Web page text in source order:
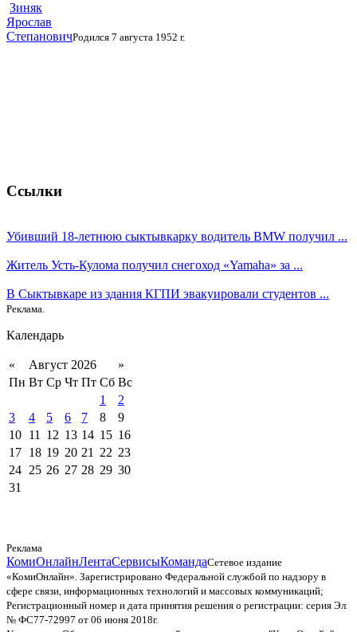
Зиняк
Ярослав
СтепановичРодился 7 августа 1952 г.
Ссылки
Убивший 18-летнюю сыктывкарку водитель BMW получил ...
Житель Усть-Кулома получил снегоход «Yamaha» за ...
В Сыктывкаре из здания КГПИ эвакуировали студентов ...
Реклама.
Календарь
« Август 2026
»
Пн Вт Ср Чт Пт Сб Вс
1
2
3
4 5 6 7 8
9
10 11 12 13 14 15 16
17 18 19 20 21 22 23
24 25 26 27 28 29 30
31
Реклама
КомиОнлайнЛентаСервисыКомандаСетевое издание
«КомиОнлайн». Зарегистрировано Федеральной службой по надзору в
сфере связи, информационных технологий и массовых коммуникаций;
Регистрационный номер и дата принятия решения о регистрации: серия Эл
№ ФС77-72997 от 06 июня 2018г.